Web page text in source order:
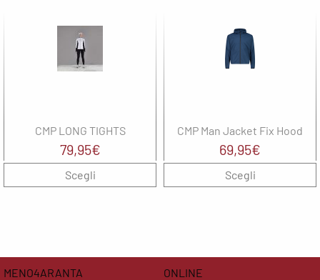
CMP LONG TIGHTS
79,95€
Scegli
CMP Man Jacket Fix Hood
69,95€
Scegli
MENO4ARANTA ONLINE